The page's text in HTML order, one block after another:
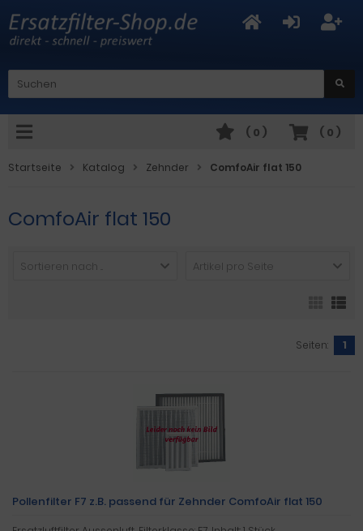
( 0 )
( 0 )
Startseite Katalog Zehnder ComfoAir flat 150
ComfoAir flat 150
Sortieren nach ... Artikel pro Seite
Seiten: 1
Pollenfilter F7 z.B. passend für Zehnder ComfoAir flat 150